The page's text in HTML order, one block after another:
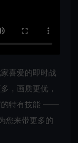
喜爱的即时战
，画质更优，
的特有技能 ――
您来带更多的